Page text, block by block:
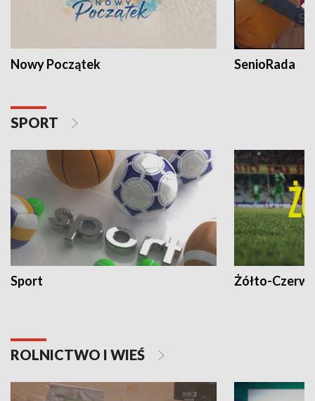
Nowy Początek SenioRada
SPORT
Sport Żółto-
ROLNICTWO I WIEŚ